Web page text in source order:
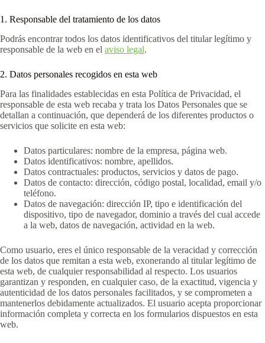
1. Responsable del tratamiento de los datos
Podrás encontrar todos los datos identificativos del titular legítimo y
responsable de la web en el aviso legal.
2. Datos personales recogidos en esta web
Para las finalidades establecidas en esta Política de Privacidad, el
responsable de esta web recaba y trata los Datos Personales que se
detallan a continuación, que dependerá de los diferentes productos o
servicios que solicite en esta web:
Datos particulares: nombre de la empresa, página web.
Datos identificativos: nombre, apellidos.
Datos contractuales: productos, servicios y datos de pago.
Datos de contacto: dirección, código postal, localidad, email y/o
teléfono.
Datos de navegación: dirección IP, tipo e identificación del
dispositivo, tipo de navegador, dominio a través del cual accede
a la web, datos de navegación, actividad en la web.
Como usuario, eres el único responsable de la veracidad y corrección
de los datos que remitan a esta web, exonerando al titular legítimo de
esta web, de cualquier responsabilidad al respecto. Los usuarios
garantizan y responden, en cualquier caso, de la exactitud, vigencia y
autenticidad de los datos personales facilitados, y se comprometen a
mantenerlos debidamente actualizados. El usuario acepta proporcionar
información completa y correcta en los formularios dispuestos en esta
web.